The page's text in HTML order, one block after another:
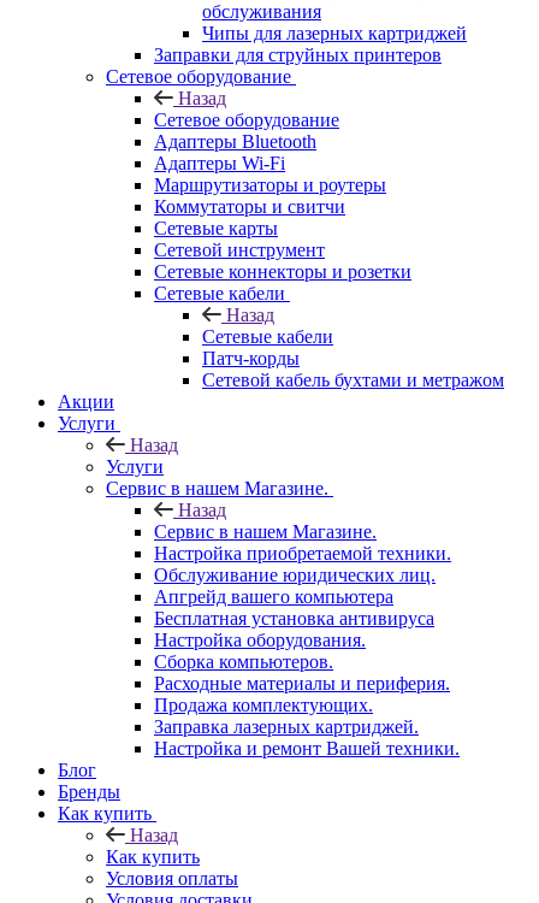
обслуживания
Чипы для лазерных картриджей
Заправки для струйных принтеров
Сетевое оборудование
Назад
Сетевое оборудование
Адаптеры Bluetooth
Адаптеры Wi-Fi
Маршрутизаторы и роутеры
Коммутаторы и свитчи
Сетевые карты
Сетевой инструмент
Сетевые коннекторы и розетки
Сетевые кабели
Назад
Сетевые кабели
Патч-корды
Сетевой кабель бухтами и метражом
Акции
Услуги
Назад
Услуги
Сервис в нашем Магазине.
Назад
Сервис в нашем Магазине.
Настройка приобретаемой техники.
Обслуживание юридических лиц.
Апгрейд вашего компьютера
Бесплатная установка антивируса
Настройка оборудования.
Сборка компьютеров.
Расходные материалы и периферия.
Продажа комплектующих.
Заправка лазерных картриджей.
Настройка и ремонт Вашей техники.
Блог
Бренды
Как купить
Назад
Как купить
Условия оплаты